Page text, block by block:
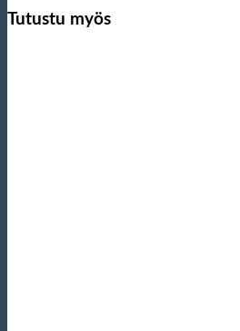
Tutustu myös